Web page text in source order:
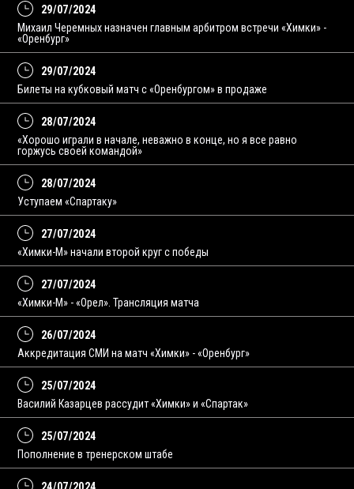
29/07/2024
Михаил Черемных назначен главным арбитром встречи «Химки» -
«Оренбург»
29/07/2024
Билеты на кубковый матч с «Оренбургом» в продаже
28/07/2024
«Хорошо играли в начале, неважно в конце, но я все равно
горжусь своей командой»
28/07/2024
Уступаем «Спартаку»
27/07/2024
«Химки-М» начали второй круг с победы
27/07/2024
«Химки-М» - «Орел». Трансляция матча
26/07/2024
Аккредитация СМИ на матч «Химки» - «Оренбург»
25/07/2024
Василий Казарцев рассудит «Химки» и «Спартак»
25/07/2024
Пополнение в тренерском штабе